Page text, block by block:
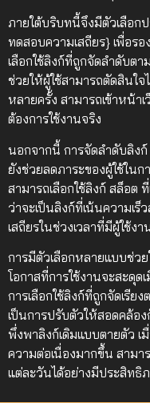
ภายใต้บริบทนี้จึงมีตัวเลือก
ทดสอบความเสถียร} เพื่อร
เลือกใช้ลิงก์ที่ถูกจัดลำดับต
ช่วยให้ผู้ใช้สามารถตัดสินใจ
หลายครั้ง สามารถเข้าหน้า
ต้องการใช้งานจริง
นอกจากนี้ การจัดลำดับลิง
ยังช่วยลดภาระของผู้ใช้ในก
สามารถเลือกใช้ลิงก์ สล็อต
ว่าจะเป็นลิงก์ที่เน้นความเร็
เสถียรในช่วงเวลาที่มีผู้ใช้
การมีตัวเลือกหลายแบบช่ว
โอกาสที่การใช้งานจะสะดุด
การเลือกใช้ลิงก์ที่ถูกจัดเรีย
เป็นการปรับตัวให้สอดคล้อ
พึ่งพาลิงก์เดิมแบบตายตัว เ
ความต่อเนื่องมากขึ้น สาม
แต่ละวันได้อย่างมีประสิทธิ